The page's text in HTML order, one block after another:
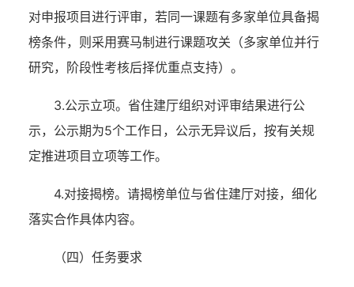
对申报项目进行评审，若同一课题有多家单位具备揭
榜条件，则采用赛马制进行课题攻关（多家单位并行
研究，阶段性考核后择优重点支持）。
3.公示立项。省住建厅组织对评审结果进行公
示，公示期为5个工作日，公示无异议后，按有关规
定推进项目立项等工作。
4.对接揭榜。请揭榜单位与省住建厅对接，细化
落实合作具体内容。
（四）任务要求